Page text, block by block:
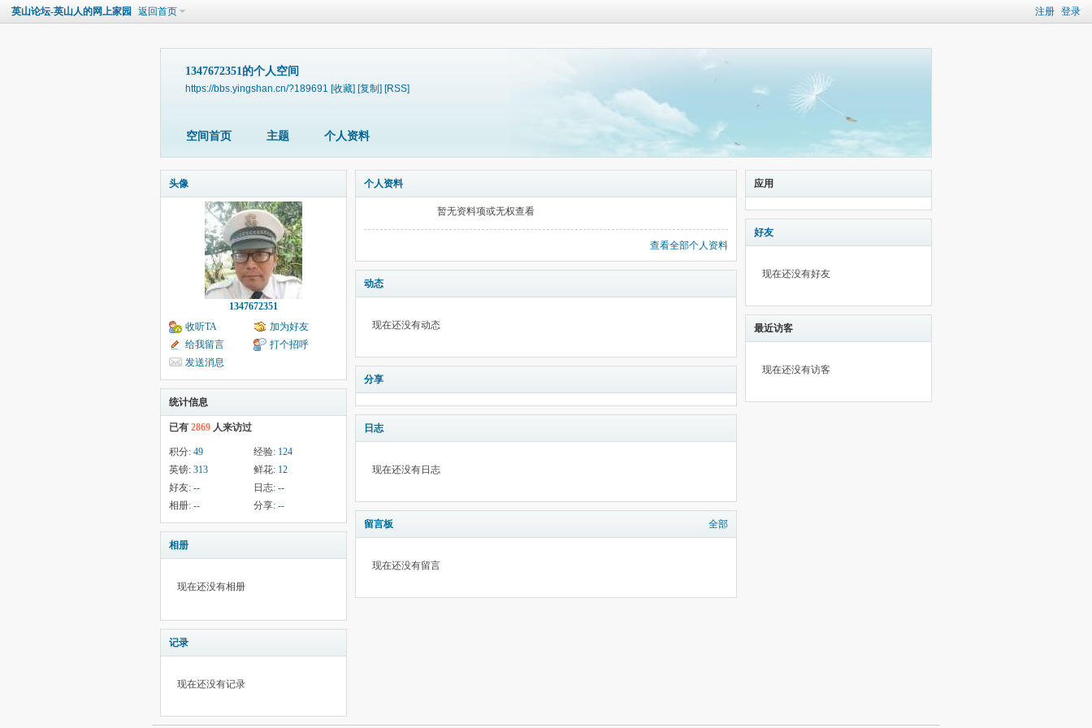
注册 登录
英山论坛-英山人的网上家园 返回首页
1347672351的个人空间
https://bbs.yingshan.cn/?189691 [收藏] [复制] [RSS]
空间首页 主题 个人资料
头像
1347672351
收听TA
加为好友
给我留言
打个招呼
发送消息
统计信息
已有 2869 人来访过
积分: 49 经验: 124
英镑: 313 鲜花: 12
好友: -- 日志: --
相册: -- 分享: --
相册
现在还没有相册
记录
现在还没有记录
个人资料
暂无资料项或无权查看
查看全部个人资料
动态
现在还没有动态
分享
日志
现在还没有日志
留言板 全部
现在还没有留言
应用
好友
现在还没有好友
最近访客
现在还没有访客